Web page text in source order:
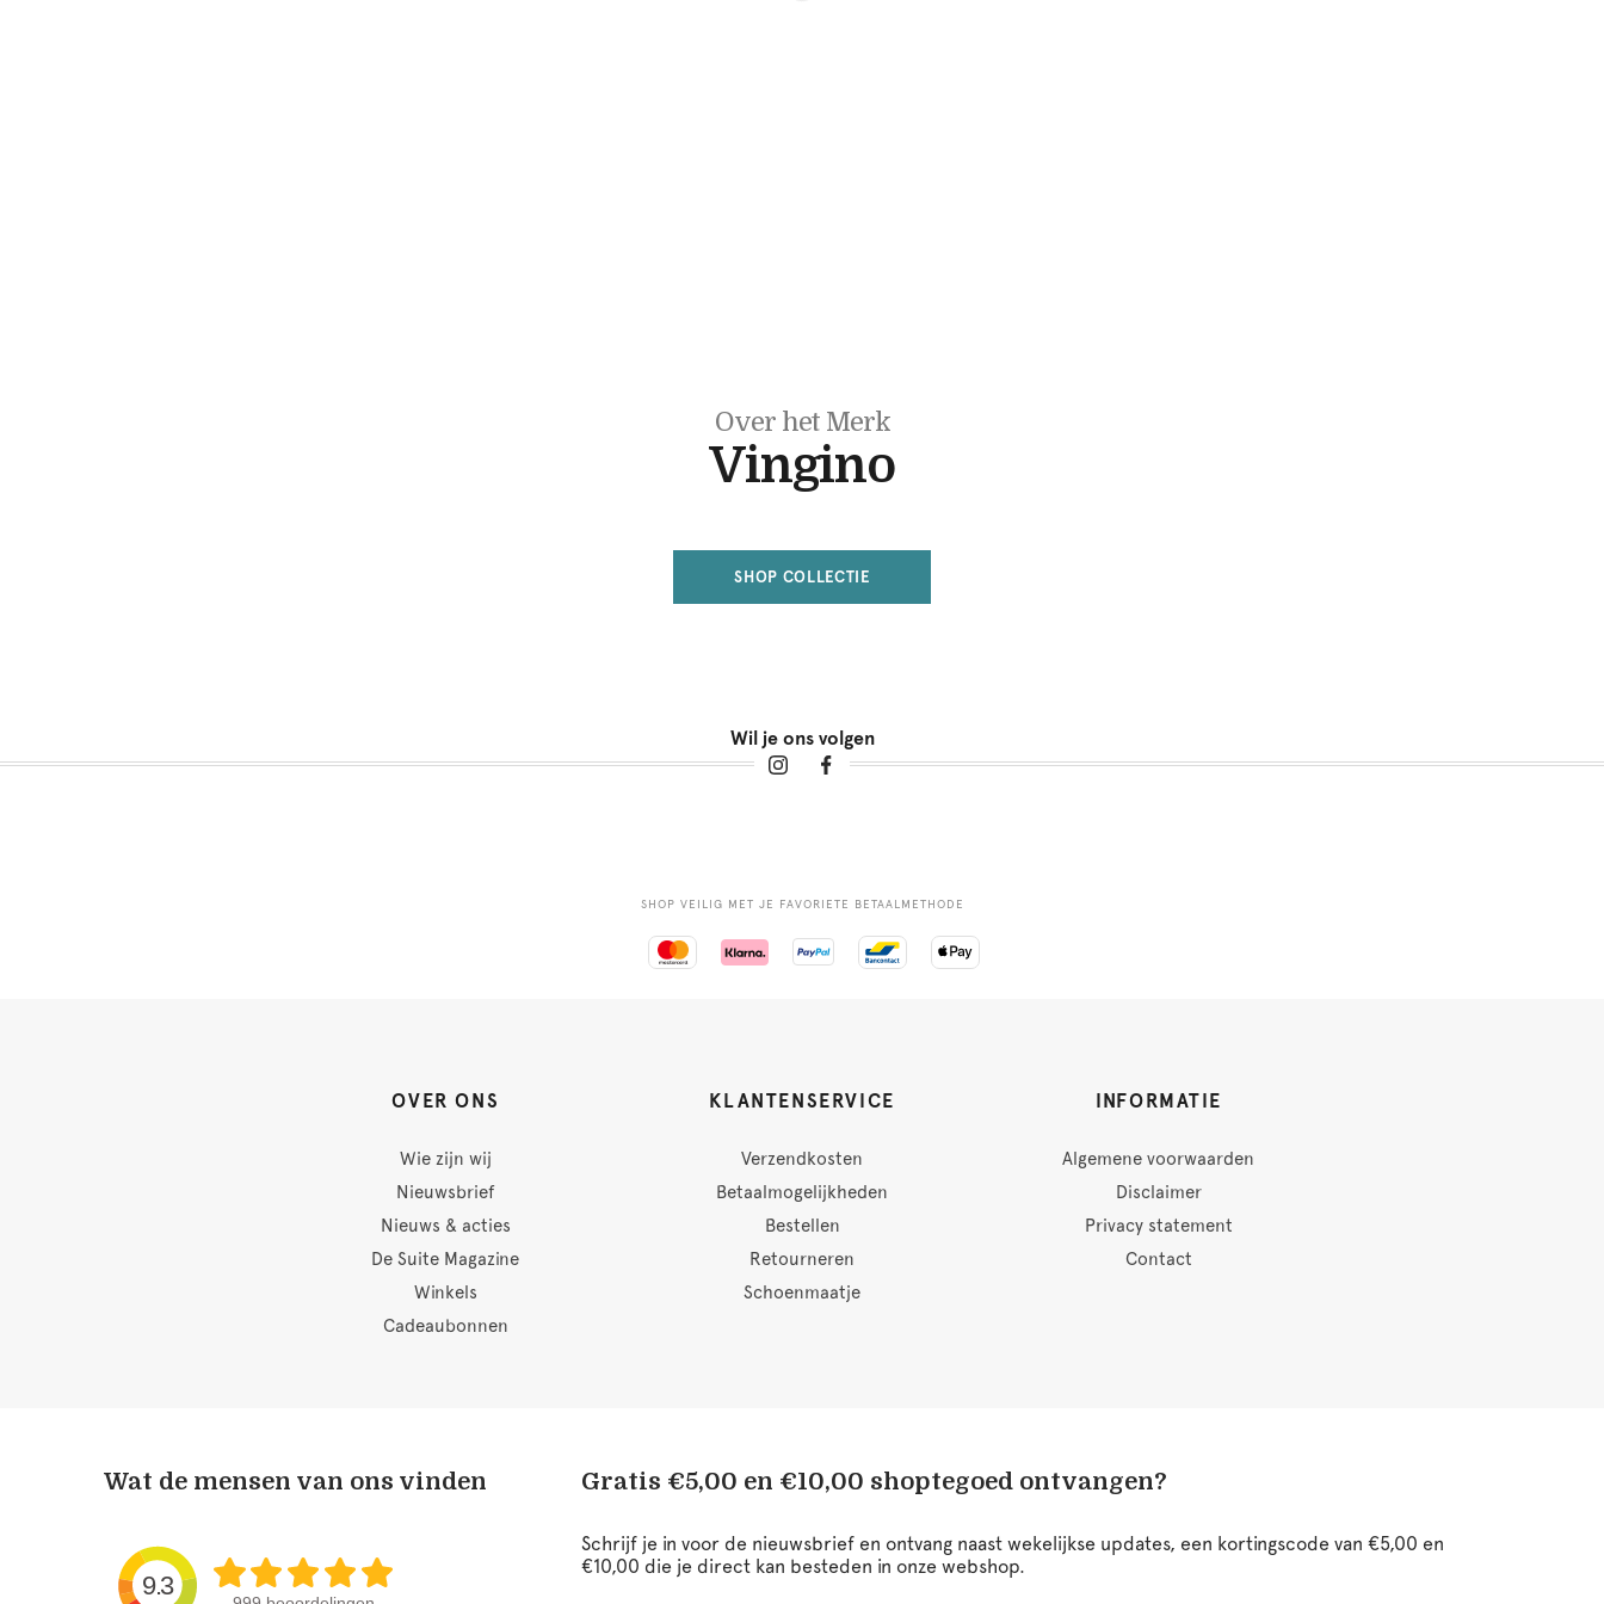
Over het Merk
Vingino
SHOP COLLECTIE
Wil je ons volgen
SHOP VEILIG MET JE FAVORIETE BETAALMETHODE
OVER ONS
Wie zijn wij
Nieuwsbrief
Nieuws & acties
De Suite Magazine
Winkels
Cadeaubonnen
KLANTENSERVICE
Verzendkosten
Betaalmogelijkheden
Bestellen
Retourneren
Schoenmaatje
INFORMATIE
Algemene voorwaarden
Disclaimer
Privacy statement
Contact
Wat de mensen van ons vinden
9.3
Gratis €5,00 en €10,00 shoptegoed ontvangen?
Schrijf je in voor de nieuwsbrief en ontvang naast wekelijkse updates, een kortingscode van €5,00 en
€10,00 die je direct kan besteden in onze webshop.